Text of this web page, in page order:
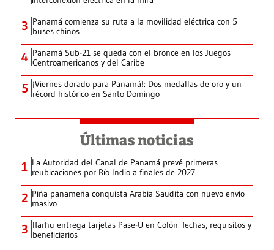
3 Panamá comienza su ruta a la movilidad eléctrica con 5
buses chinos
4 Panamá Sub-21 se queda con el bronce en los Juegos
Centroamericanos y del Caribe
5 ¡Viernes dorado para Panamá!: Dos medallas de oro y un
récord histórico en Santo Domingo
Últimas noticias
1 La Autoridad del Canal de Panamá prevé primeras
reubicaciones por Río Indio a finales de 2027
2 Piña panameña conquista Arabia Saudita con nuevo envío
masivo
3 Ifarhu entrega tarjetas Pase-U en Colón: fechas, requisitos y
beneficiarios